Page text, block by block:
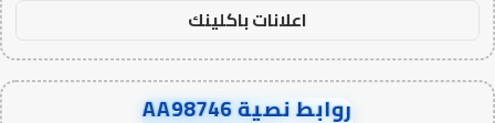
اعلانات باكلينك
روابط نصية AA98746